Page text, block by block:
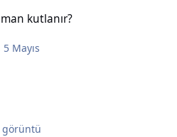
kutlanır?
5 Mayıs
görüntü